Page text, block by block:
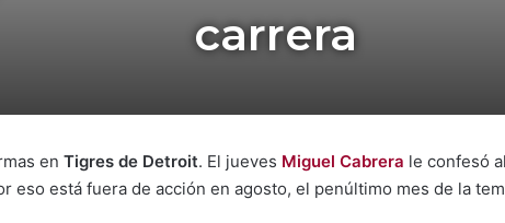
carrera
en Tigres de Detroit. El jueves Miguel Cabrera le confesó
eso está fuera de acción en agosto, el penúltimo mes de la